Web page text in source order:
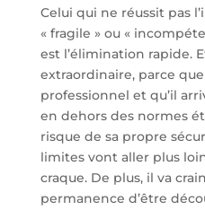
Celui qui ne réussit pas
« fragile » ou «
est l’élimination rapide.
extraordinaire, parce
professionnel et qu’il
en dehors des normes
risque de sa propre
limites vont aller plus loin
craque. De plus, il va
permanence d’être